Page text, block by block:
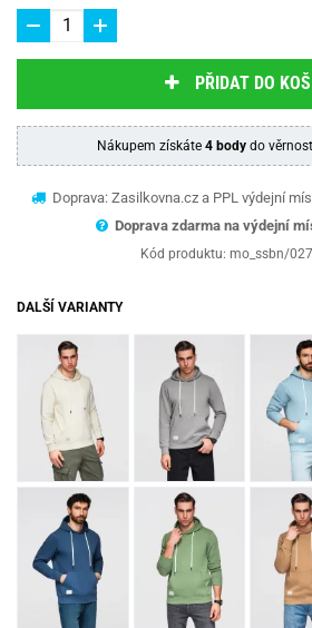
PŘIDAT DO
Nákupem získáte 4 bodydo
Doprava: Zasilkovna.cz a PPL výdejní
Doprava zdarma na výdejní
Kód produktu: mo_ssbn/
DALŠÍ VARIANTY